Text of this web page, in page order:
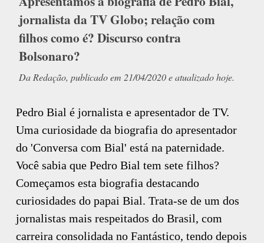
jornalista da TV Globo; relação com
filhos como é? Discurso contra
Bolsonaro?
Da Redação, publicado em 21/04/2020 e atualizado hoje.
Pedro Bial é jornalista e apresentador de TV.
Uma curiosidade da biografia do apresentador
do 'Conversa com Bial' está na paternidade.
Você sabia que Pedro Bial tem sete filhos?
Começamos esta biografia destacando
curiosidades do papai Bial. Trata-se de um dos
jornalistas mais respeitados do Brasil, com
carreira consolidada no Fantástico, tendo depois